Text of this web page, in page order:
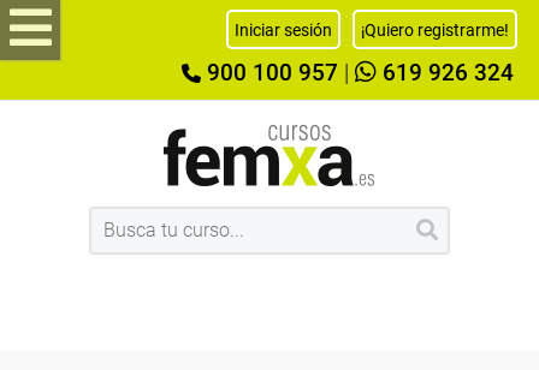
Iniciar sesión ¡Quiero registrarme!
900 100 957 619 926 324